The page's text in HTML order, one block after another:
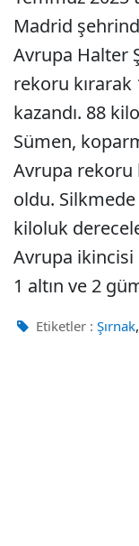
Madrid
Avrupa Halter
rekoru kırarak
kazandı. 88
Sümen,
Avrupa rekoru
oldu.
kiloluk
Avrupa ikincisi
1 altın ve 2
Etiketler : Şırnak,